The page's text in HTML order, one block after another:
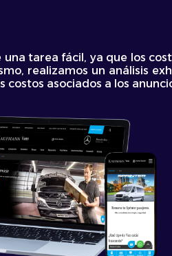
una tarea fácil, ya que los
realizamos un análisis
costos asociados a los